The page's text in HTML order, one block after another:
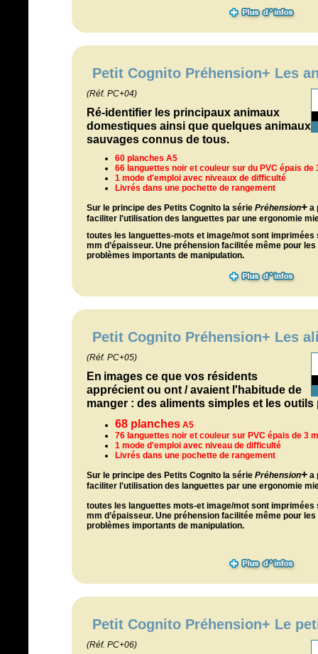
Petit Cognito Préhension+ Les
(Réf. PC+04)
Ré-identifier les principaux animaux
domestiques ainsi que quelques animaux
sauvages connus de tous.
60 planches A5
66 languettes noir et couleur sur du PVC épais de
1 mode d'emploi avec niveaux de difficulté
Livrés dans une pochette de rangement
Sur le principe des Petits Cognito l a série Préhension+ a
faciliter l'utilisation des languettes par une ergonomie
toutes les languettes-mots et image/mot sont imprimées
mm d’épaisseur. Une préhension facilitée même pour
problèmes importants de manipulation.
Petit Cognito Préhension+ Les
(Réf. PC+05)
En images ce que vos résidents
apprécient ou ont / avaient l'habitude de
manger : des aliments simples et les outils
68 planches A5
76 languettes noir et couleur sur PVC épais de 3
1 mode d'emploi avec niveau de difficulté
Livrés dans une pochette de rangement
Sur le principe des Petits Cognito l a série Préhension+ a
faciliter l'utilisation des languettes par une ergonomie
toutes les languettes mots-et image/mot sont imprimées
mm d’épaisseur. Une préhension facilitée même pour
problèmes importants de manipulation.
Petit Cognito Préhension+ Le
(Réf. PC+06)